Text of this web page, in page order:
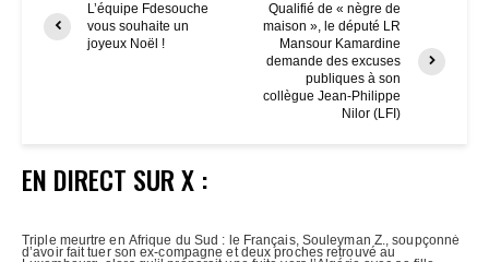
L’équipe Fdesouche
vous souhaite un
joyeux Noël !
Qualifié de « nègre de
maison », le député LR
Mansour Kamardine
demande des excuses
publiques à son
collègue Jean-Philippe
Nilor (LFI)
EN DIRECT SUR X :